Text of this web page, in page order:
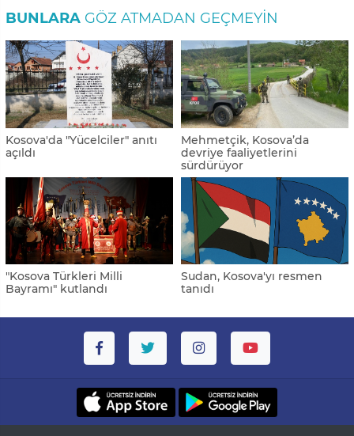
BUNLARA GÖZ ATMADAN GEÇMEYIN
Kosova'da "Yücelciler" anıtı
açıldı
Mehmetçik, Kosova’da
devriye faaliyetlerini
sürdürüyor
"Kosova Türkleri Milli
Bayramı" kutlandı
Sudan, Kosova'yı resmen
tanıdı